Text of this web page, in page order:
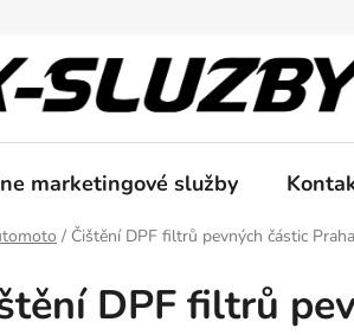
marketingové služby
/ Čištění DPF filtrů pevných částic
DPF filtrů